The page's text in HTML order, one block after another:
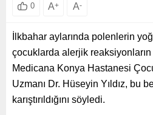
0 A+ A-
İlkbahar aylarında polenlerin
çocuklarda alerjik reaksiyonların
Medicana Konya Hastanesi
Uzmanı Dr. Hüseyin Yıldız, bu
karıştırıldığını söyledi.